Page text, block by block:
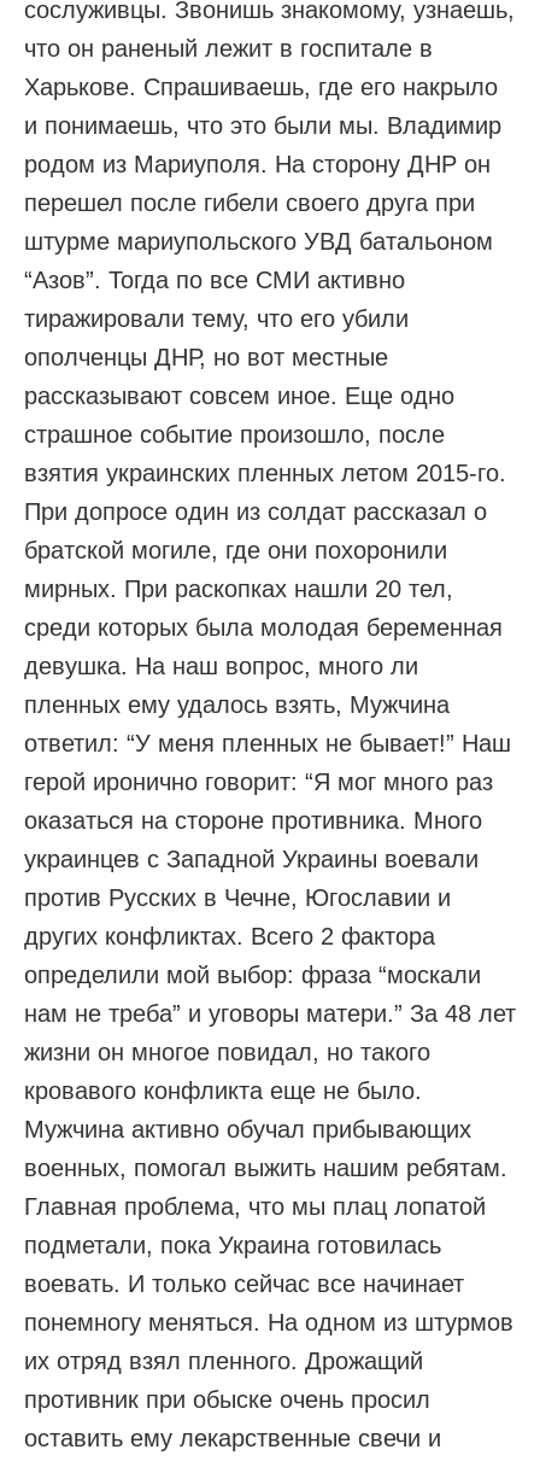
сослуживцы. Звонишь знакомому, узнаешь,
что он раненый лежит в госпитале в
Харькове. Спрашиваешь, где его накрыло
и понимаешь, что это были мы. Владимир
родом из Мариуполя. На сторону ДНР он
перешел после гибели своего друга при
штурме мариупольского УВД батальоном
“Азов”. Тогда по все СМИ активно
тиражировали тему, что его убили
ополченцы ДНР, но вот местные
рассказывают совсем иное. Еще одно
страшное событие произошло, после
взятия украинских пленных летом 2015-го.
При допросе один из солдат рассказал о
братской могиле, где они похоронили
мирных. При раскопках нашли 20 тел,
среди которых была молодая беременная
девушка. На наш вопрос, много ли
пленных ему удалось взять, Мужчина
ответил: “У меня пленных не бывает!” Наш
герой иронично говорит: “Я мог много раз
оказаться на стороне противника. Много
украинцев с Западной Украины воевали
против Русских в Чечне, Югославии и
других конфликтах. Всего 2 фактора
определили мой выбор: фраза “москали
нам не треба” и уговоры матери.” За 48 лет
жизни он многое повидал, но такого
кровавого конфликта еще не было.
Мужчина активно обучал прибывающих
военных, помогал выжить нашим ребятам.
Главная проблема, что мы плац лопатой
подметали, пока Украина готовилась
воевать. И только сейчас все начинает
понемногу меняться. На одном из штурмов
их отряд взял пленного. Дрожащий
противник при обыске очень просил
оставить ему лекарственные свечи и